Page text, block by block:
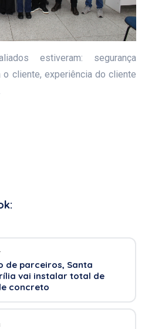
estiveram: segurança
cliente, experiência do cliente
de parceiros, Santa
vai instalar total de
concreto